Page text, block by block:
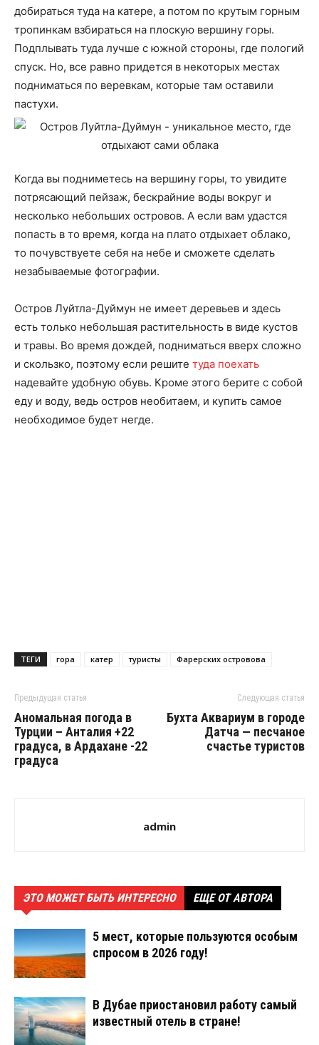
добираться туда на катере, а потом по крутым горным
тропинкам взбираться на плоскую вершину горы.
Подплывать туда лучше с южной стороны, где пологий
спуск. Но, все равно придется в некоторых местах
подниматься по веревкам, которые там оставили
пастухи.
Когда вы подниметесь на вершину горы, то увидите
потрясающий пейзаж, бескрайние воды вокруг и
несколько небольших островов. А если вам удастся
попасть в то время, когда на плато отдыхает облако,
то почувствуете себя на небе и сможете сделать
незабываемые фотографии.
Остров Луйтла-Дуймун не имеет деревьев и здесь
есть только небольшая растительность в виде кустов
и травы. Во время дождей, подниматься вверх сложно
и скользко, поэтому если решите туда поехать
надевайте удобную обувь. Кроме этого берите с собой
еду и воду, ведь остров необитаем, и купить самое
необходимое будет негде.
ТЕГИ гора катер туристы Фарерских островова
Предыдущая статья
Аномальная погода в
Турции – Анталия +22
градуса, в Ардахане -22
градуса
Следующая статья
Бухта Аквариум в городе
Датча — песчаное
счастье туристов
admin
ЭТО МОЖЕТ БЫТЬ ИНТЕРЕСНО ЕЩЕ ОТ АВТОРА
5 мест, которые пользуются особым
спросом в 2026 году!
В Дубае приостановил работу самый
известный отель в стране!